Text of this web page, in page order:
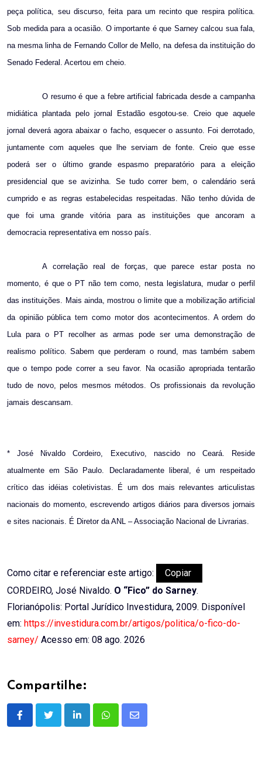
peça política, seu discurso, feita para um recinto que respira política.
Sob medida para a ocasião. O importante é que Sarney calcou sua fala,
na mesma linha de Fernando Collor de Mello, na defesa da instituição do
Senado Federal. Acertou em cheio.
O resumo é que a febre artificial fabricada desde a campanha
midiática plantada pelo jornal Estadão esgotou-se. Creio que aquele
jornal deverá agora abaixar o facho, esquecer o assunto. Foi derrotado,
juntamente com aqueles que lhe serviam de fonte. Creio que esse
poderá ser o último grande espasmo preparatório para a eleição
presidencial que se avizinha. Se tudo correr bem, o calendário será
cumprido e as regras estabelecidas respeitadas. Não tenho dúvida de
que foi uma grande vitória para as instituições que ancoram a
democracia representativa em nosso país.
A correlação real de forças, que parece estar posta no
momento, é que o PT não tem como, nesta legislatura, mudar o perfil
das instituições. Mais ainda, mostrou o limite que a mobilização artificial
da opinião pública tem como motor dos acontecimentos. A ordem do
Lula para o PT recolher as armas pode ser uma demonstração de
realismo político. Sabem que perderam o round, mas também sabem
que o tempo pode correr a seu favor. Na ocasião apropriada tentarão
tudo de novo, pelos mesmos métodos. Os profissionais da revolução
jamais descansam.
* José Nivaldo Cordeiro, Executivo, nascido no Ceará. Reside
atualmente em São Paulo. Declaradamente liberal, é um respeitado
crítico das idéias coletivistas. É um dos mais relevantes articulistas
nacionais do momento, escrevendo artigos diários para diversos jornais
e sites nacionais. É Diretor da ANL – Associação Nacional de Livrarias.
Como citar e referenciar este artigo:
Copiar
CORDEIRO, José Nivaldo. O “Fico” do Sarney.
Florianópolis: Portal Jurídico Investidura, 2009. Disponível
em: https://investidura.com.br/artigos/politica/o-fico-do-
sarney/ Acesso em: 08 ago. 2026
Compartilhe:
LinkedInWhatsappShare